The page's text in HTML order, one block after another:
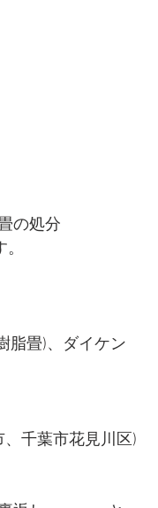
の処分
脂畳)、ダイケン
千葉市花見川区)